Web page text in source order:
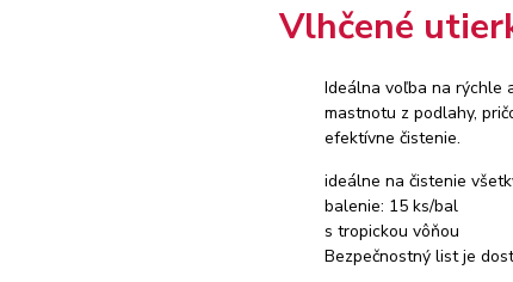
Vlhčené
Ideálna voľba na rýchle
mastnotu z podlahy,
efektívne čistenie.
ideálne na čistenie
balenie: 15 ks/bal
s tropickou vôňou
Bezpečnostný list je